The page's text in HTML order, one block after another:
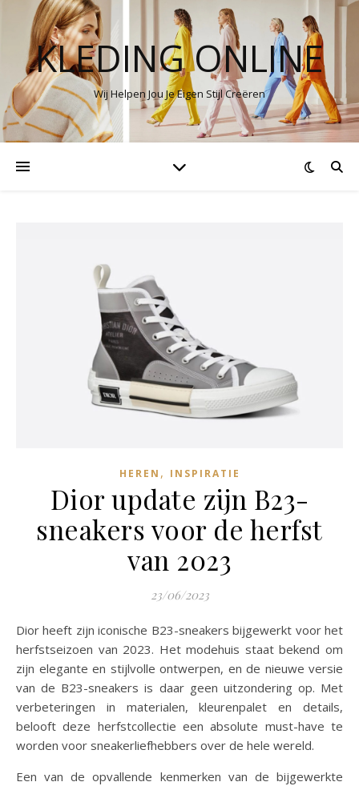
KLEDING ONLINE
Wij Helpen Jou Je Eigen Stijl Creëren
HEREN , INSPIRATIE
Dior update zijn B23-
sneakers voor de herfst
van 2023
23/06/2023
Dior heeft zijn iconische B23-sneakers bijgewerkt voor het
herfstseizoen van 2023. Het modehuis staat bekend om
zijn elegante en stijlvolle ontwerpen, en de nieuwe versie
van de B23-sneakers is daar geen uitzondering op. Met
verbeteringen in materialen, kleurenpalet en details,
belooft deze herfstcollectie een absolute must-have te
worden voor sneakerliefhebbers over de hele wereld.
Een van de opvallende kenmerken van de bijgewerkte